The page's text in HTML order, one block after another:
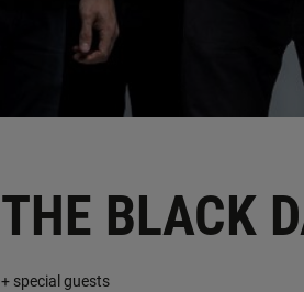
THE BLACK
+ special guests